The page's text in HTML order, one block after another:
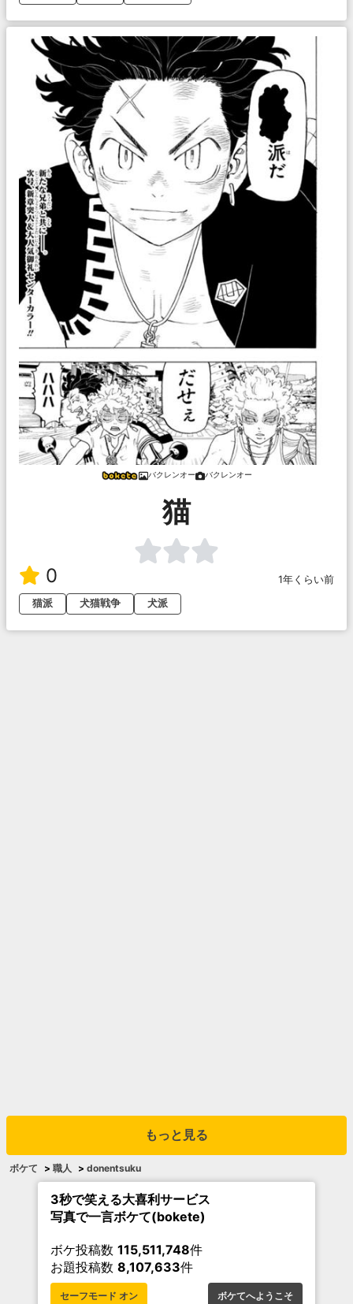
バクレンオー バクレンオー
猫
0
1年くらい前
猫派
犬猫戦争 犬派
もっと見る
ボケて > 職人 > donentsuku
3秒で笑える大喜利サービス
写真で一言ボケて(bokete)
ボケ投稿数 115,511,748件
お題投稿数 8,107,633件
セーフモード オン ボケてへようこそ